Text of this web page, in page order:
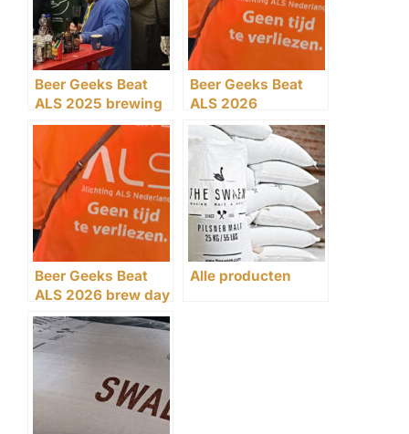
Beer Geeks Beat
ALS 2025 brewing
day
Beer Geeks Beat
ALS 2026
brouwdag – Samen
brouwen, samen
strijden
Beer Geeks Beat
ALS 2026 brew day
– Brewing together,
fighting together
Alle producten